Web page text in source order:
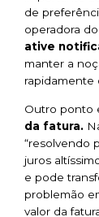
de
operadora
ative
manter a
rapidamente
Outro ponto
da fatura.
“resolvendo
juros
e pode
problemão
valor da